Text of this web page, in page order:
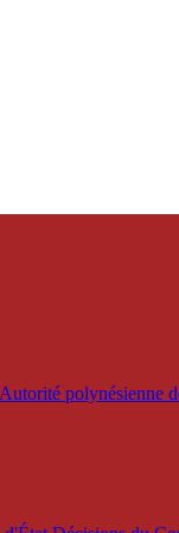
polynésienne